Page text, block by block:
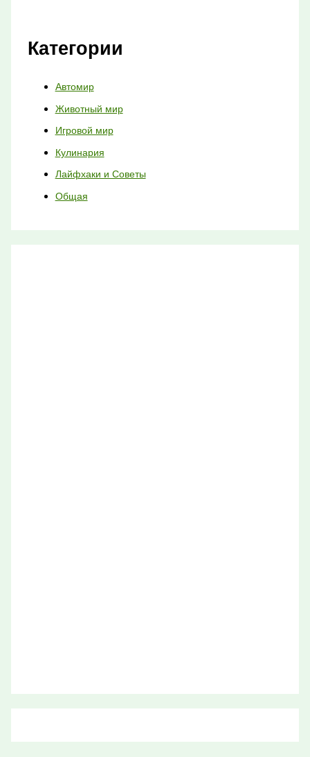
Категории
Автомир
Животный мир
Игровой мир
Кулинария
Лайфхаки и Советы
Общая